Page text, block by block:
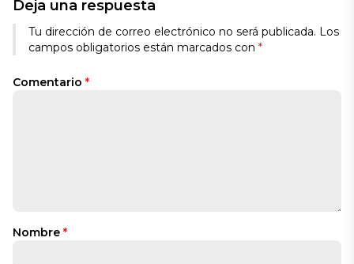
Deja una respuesta
Tu dirección de correo electrónico no será publicada. Los
campos obligatorios están marcados con *
Comentario *
Nombre *